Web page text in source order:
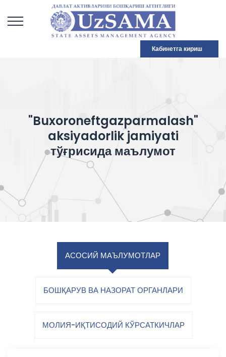
Кабинетга кириш
"Buxoroneftgazparmalash"
aksiyadorlik jamiyati
тўғрисида маълумот
АСОСИЙ МАЪЛУМОТЛАР
БОШҚАРУВ ВА НАЗОРАТ ОРГАНЛАРИ
МОЛИЯ-ИҚТИСОДИЙ КЎРСАТКИЧЛАР